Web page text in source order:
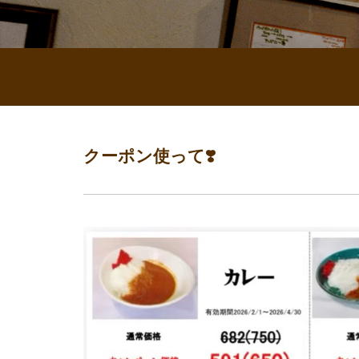
クーポン使って❣️